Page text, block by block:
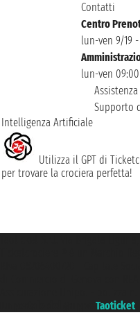
Contatti
Centro
lun-ven 9/19
lun-ven 09:00
Supporto
Intelligenza Artificiale
Utilizza il GPT di
per trovare la crociera perfetta!
Taoticket